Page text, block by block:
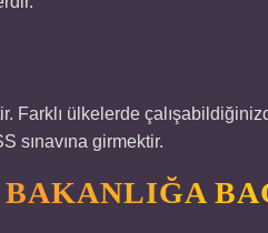
Farklı ülkelerde
sınavına girmektir.